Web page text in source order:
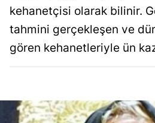
kehanetçisi olarak bilinir.
tahmini gerçekleşen ve
gören kehanetleriyle ün